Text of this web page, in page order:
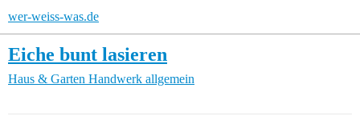
wer-weiss-was.de
Eiche bunt lasieren
Haus & Garten Handwerk allgemein